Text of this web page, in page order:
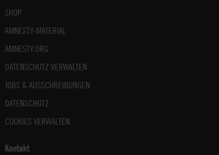
SHOP
AMNESTY-MATERIAL
AMNESTY.ORG
DATENSCHUTZ VERWALTEN
JOBS & AUSSCHREIBUNGEN
DATENSCHUTZ
COOKIES VERWALTEN
Kontakt